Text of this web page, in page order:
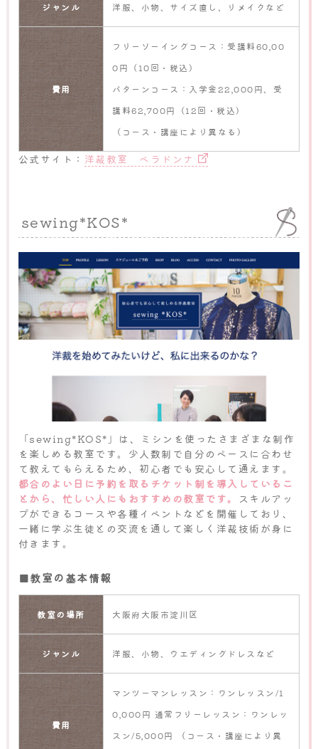
ジャンル 洋服、小物、サイズ直し、リメイクなど
費用
フリーソーイングコース：受講料60,00
0円（10回・税込）
パターンコース：入学金22,000円、受
講料62,700円（12回・税込）
（コース・講座により異なる）
公式サイト： 洋裁教室 ベラドンナ
sewing*KOS*
「sewing*KOS*」は、ミシンを使ったさまざまな制作
を楽しめる教室です。少人数制で自分のペースに合わせ
て教えてもらえるため、初心者でも安心して通えます。
都合のよい日に予約を取るチケット制を導入しているこ
とから、忙しい人にもおすすめの教室です。
スキルアッ
プができるコースや各種イベントなどを開催しており、
一緒に学ぶ生徒との交流を通して楽しく洋裁技術が身に
付きます。
■教室の基本情報
教室の場所 大阪府大阪市淀川区
ジャンル 洋服、小物、ウエディングドレスなど
費用
マンツーマンレッスン：ワンレッスン/1
0,000円 通常フリーレッスン：ワンレッ
スン/5,000円 （コース・講座により異